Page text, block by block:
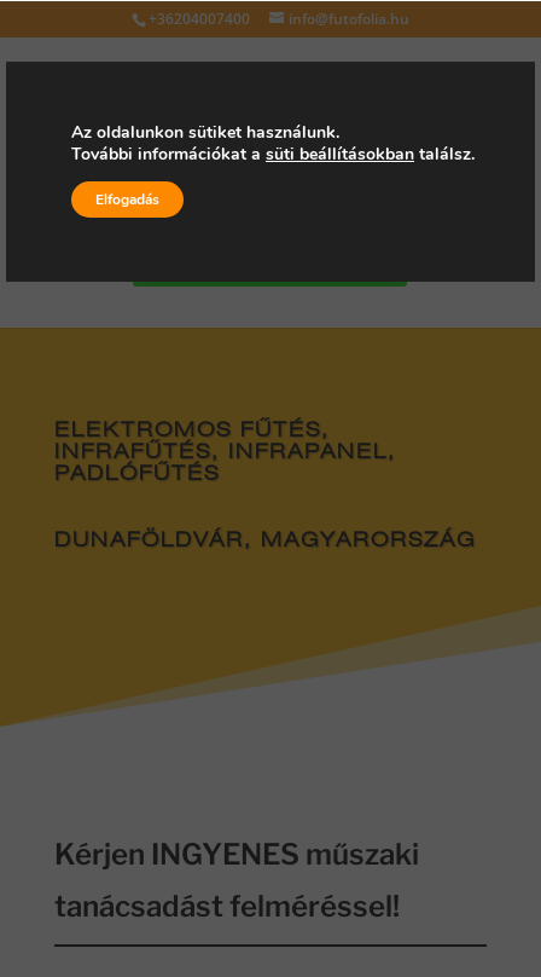
+36204007400 info@futofolia.hu
Válasszon oldalt
ELEKTROMOS FŰTÉS,
INFRAFŰTÉS, INFRAPANEL,
PADLÓFŰTÉS
DUNAFÖLDVÁR, MAGYARORSZÁG
Kérjen INGYENES műszaki
tanácsadást felméréssel!
Az oldalunkon sütiket használunk.
További információkat a süti beállításokban találsz.
Elfogadás